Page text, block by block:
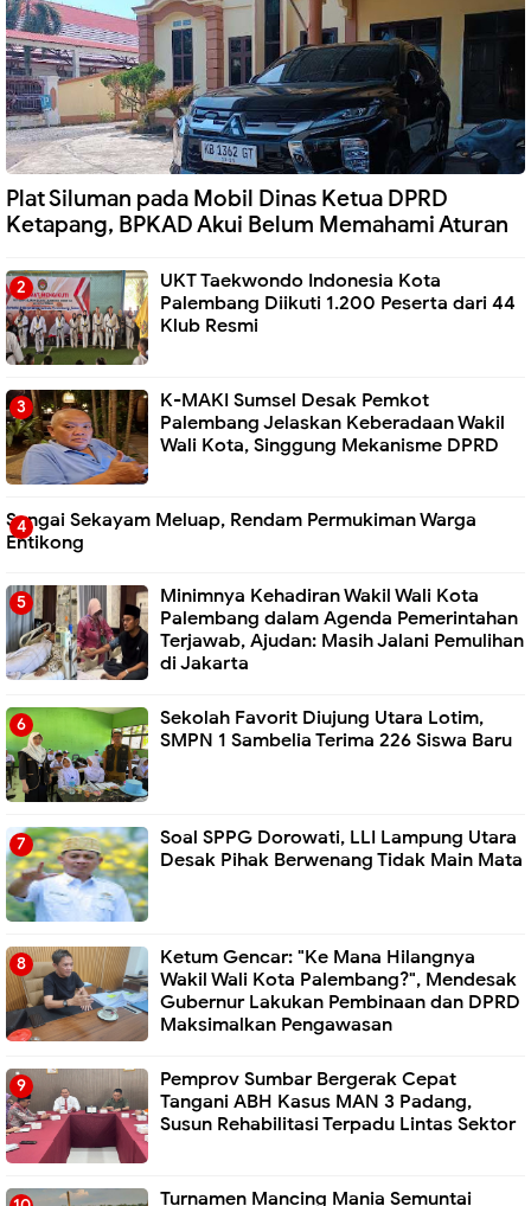
Plat Siluman pada Mobil Dinas Ketua DPRD
Ketapang, BPKAD Akui Belum Memahami Aturan
UKT Taekwondo Indonesia Kota
Palembang Diikuti 1.200 Peserta dari 44
Klub Resmi
K-MAKI Sumsel Desak Pemkot
Palembang Jelaskan Keberadaan Wakil
Wali Kota, Singgung Mekanisme DPRD
Sungai Sekayam Meluap, Rendam Permukiman Warga
Entikong
Minimnya Kehadiran Wakil Wali Kota
Palembang dalam Agenda Pemerintahan
Terjawab, Ajudan: Masih Jalani Pemulihan
di Jakarta
Sekolah Favorit Diujung Utara Lotim,
SMPN 1 Sambelia Terima 226 Siswa Baru ‎
Soal SPPG Dorowati, LLI Lampung Utara
Desak Pihak Berwenang Tidak Main Mata
Ketum Gencar: "Ke Mana Hilangnya
Wakil Wali Kota Palembang?", Mendesak
Gubernur Lakukan Pembinaan dan DPRD
Maksimalkan Pengawasan
Pemprov Sumbar Bergerak Cepat
Tangani ABH Kasus MAN 3 Padang,
Susun Rehabilitasi Terpadu Lintas Sektor
Turnamen Mancing Mania Semuntai